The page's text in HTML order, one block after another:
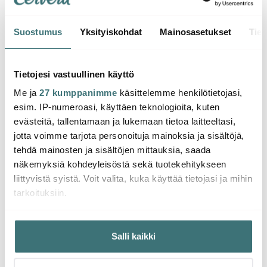
Suostumus Yksityiskohdat Mainosasetukset
Tietojesi vastuullinen käyttö
Me ja 27 kumppanimme käsittelemme henkilötietojasi,
esim. IP-numeroasi, käyttäen teknologioita, kuten
evästeitä, tallentamaan ja lukemaan tietoa laitteeltasi,
jotta voimme tarjota personoituja mainoksia ja sisältöjä,
tehdä mainosten ja sisältöjen mittauksia, saada
näkemyksiä kohdeyleisöstä sekä tuotekehitykseen
liittyvistä syistä. Voit valita, kuka käyttää tietojasi ja mihin
tarkoituksiin.
Jos sallit, haluamme myös tehdä seuraavia:
Kerätä tietoja maantieteellisestä sijainnistasi,
mahdollisesti muutaman metrin tarkkuudella
Salli kaikki
Joseph Joseph
Leikkuulauta 41x29 cm
Musta
54.00 €
Loppuunmyyty
verkkosivulla
Saatat pitää myös näistä